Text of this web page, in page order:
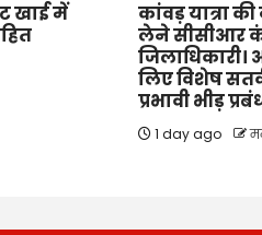
खाई में
कांवड़ यात्रा
लेने सीसीआर
जिलाधिकारी।
लिए विशेष
प्रभावी भीड़
1 day ago